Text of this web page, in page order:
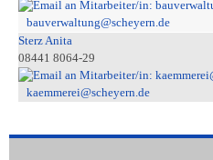
bauverwaltung@scheyern.de
Sterz Anita
08441 8064-29
kaemmerei@scheyern.de